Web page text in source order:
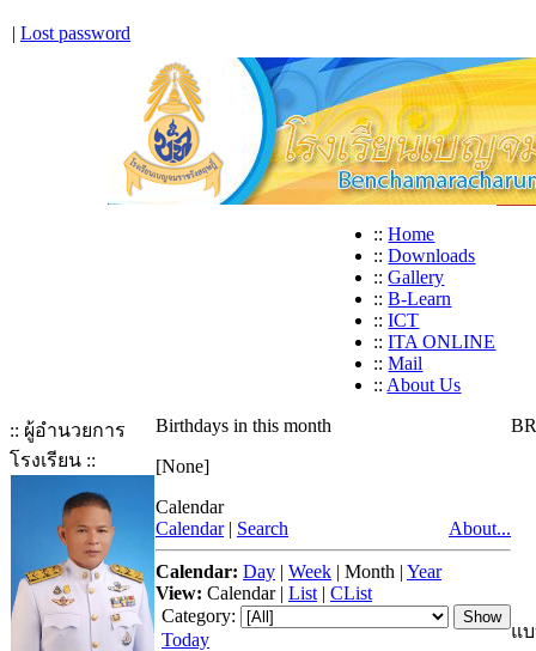
| Lost password
:: Home
:: Downloads
:: Gallery
:: B-Learn
:: ICT
:: ITA ONLINE
:: Mail
:: About Us
:: ผู้อำนวยการ
โรงเรียน ::
Birthdays in this month
[None]
Calendar
Calendar | Search About...
Calendar: Day | Week | Month | Year
View: Calendar| List | CList
Category:
Today
แ